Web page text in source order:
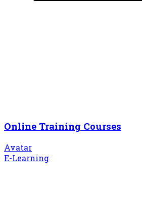
Online Training Courses
Avatar
E-Learning